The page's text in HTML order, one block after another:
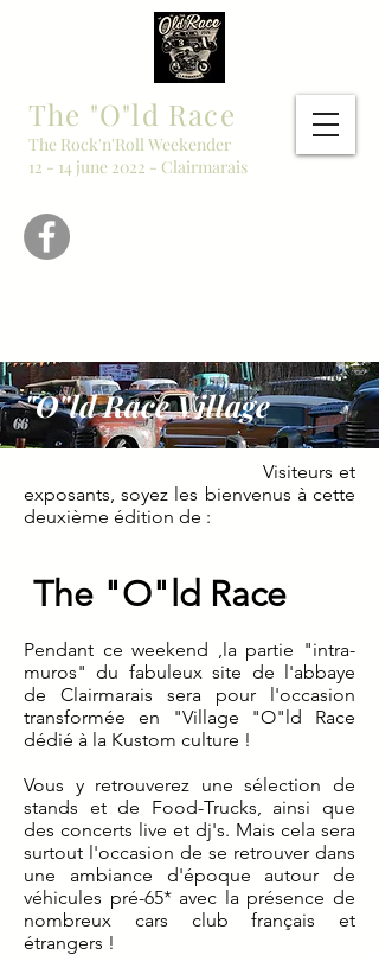
The "O"ld Race
The Rock'n'Roll Weekender
12 - 14 june 2022 - Clairmarais
"O"ld Race Village
Visiteurs et
exposants, soyez les bienvenus à cette
deuxième édition de :
The "O"l d Race
Pendant ce weekend ,la partie "intra-
muros" du fabuleux site de l'abbaye
de Clairmarais sera pour l'occasion
transformée en "Village "O"ld Race
dédié à la Kustom culture !
Vous y retrouverez une sélection de
stands et de Food-Trucks, ainsi que
des concerts live et dj's. Mais cela sera
surtout l'occasion de se retrouver dans
une ambiance d'époque autour de
véhicules pré-65* avec la présence de
nombreux cars club français et
étrangers !